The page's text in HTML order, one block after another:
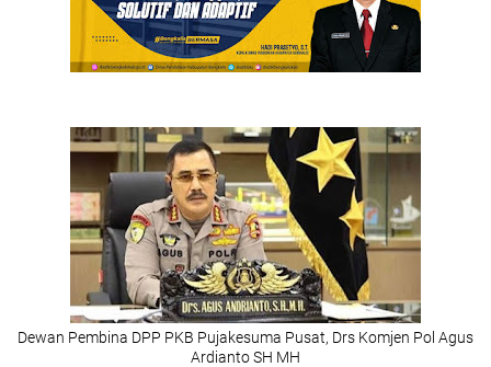
Dewan Pembina DPP PKB Pujakesuma Pusat, Drs Komjen Pol Agus
Ardianto SH MH